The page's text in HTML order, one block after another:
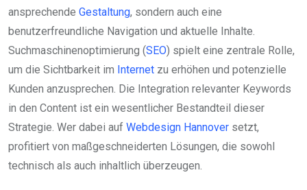
ansprechende Gestaltung, sondern auch eine
benutzerfreundliche Navigation und aktuelle Inhalte.
Suchmaschinenoptimierung (SEO) spielt eine zentrale Rolle,
um die Sichtbarkeit im Internet zu erhöhen und potenzielle
Kunden anzusprechen. Die Integration relevanter Keywords
in den Content ist ein wesentlicher Bestandteil dieser
Strategie. Wer dabei auf Webdesign Hannover setzt,
profitiert von maßgeschneiderten Lösungen, die sowohl
technisch als auch inhaltlich überzeugen.